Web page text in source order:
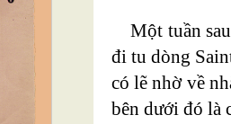
Một tuần
đi tu dòng
có lẽ nhờ về
bên dưới đó là